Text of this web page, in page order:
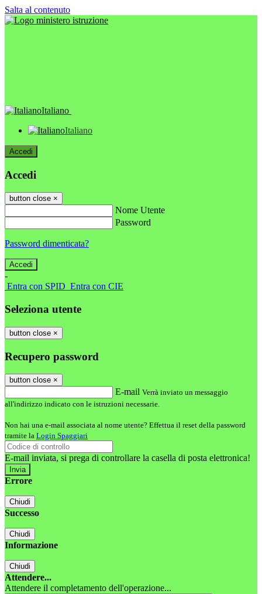
Salta al contenuto
Italiano
Italiano
Accedi
Accedi
button close ×
Nome Utente
Password
Password dimenticata?
-
Entra con SPID Entra con CIE
Seleziona utente
button close ×
Recupero password
button close ×
E-mail Verrà inviato un messaggio
all'indirizzo indicato con le istruzioni necessarie.
Non hai una e-mail associata al nome utente? Effettua il reset della password
tramite la Login Spaggiari
E-mail inviata, si prega di controllare la casella di posta elettronica!
Errore
Chiudi
Successo
Chiudi
Informazione
Chiudi
Attendere...
Attendere il completamento dell'operazione...